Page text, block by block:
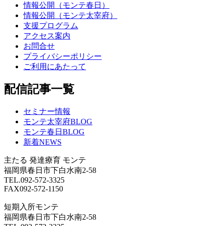
情報公開（モンテ春日）
情報公開（モンテ太宰府）
支援プログラム
アクセス案内
お問合せ
プライバシーポリシー
ご利用にあたって
配信記事一覧
セミナー情報
モンテ太宰府BLOG
モンテ春日BLOG
新着NEWS
主たる 発達療育 モンテ
福岡県春日市下白水南2-58
TEL.092-572-3325
FAX092-572-1150
短期入所モンテ
福岡県春日市下白水南2-58